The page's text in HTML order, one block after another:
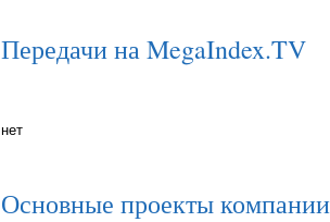
Передачи на MegaIndex.TV
нет
Основные проекты компании